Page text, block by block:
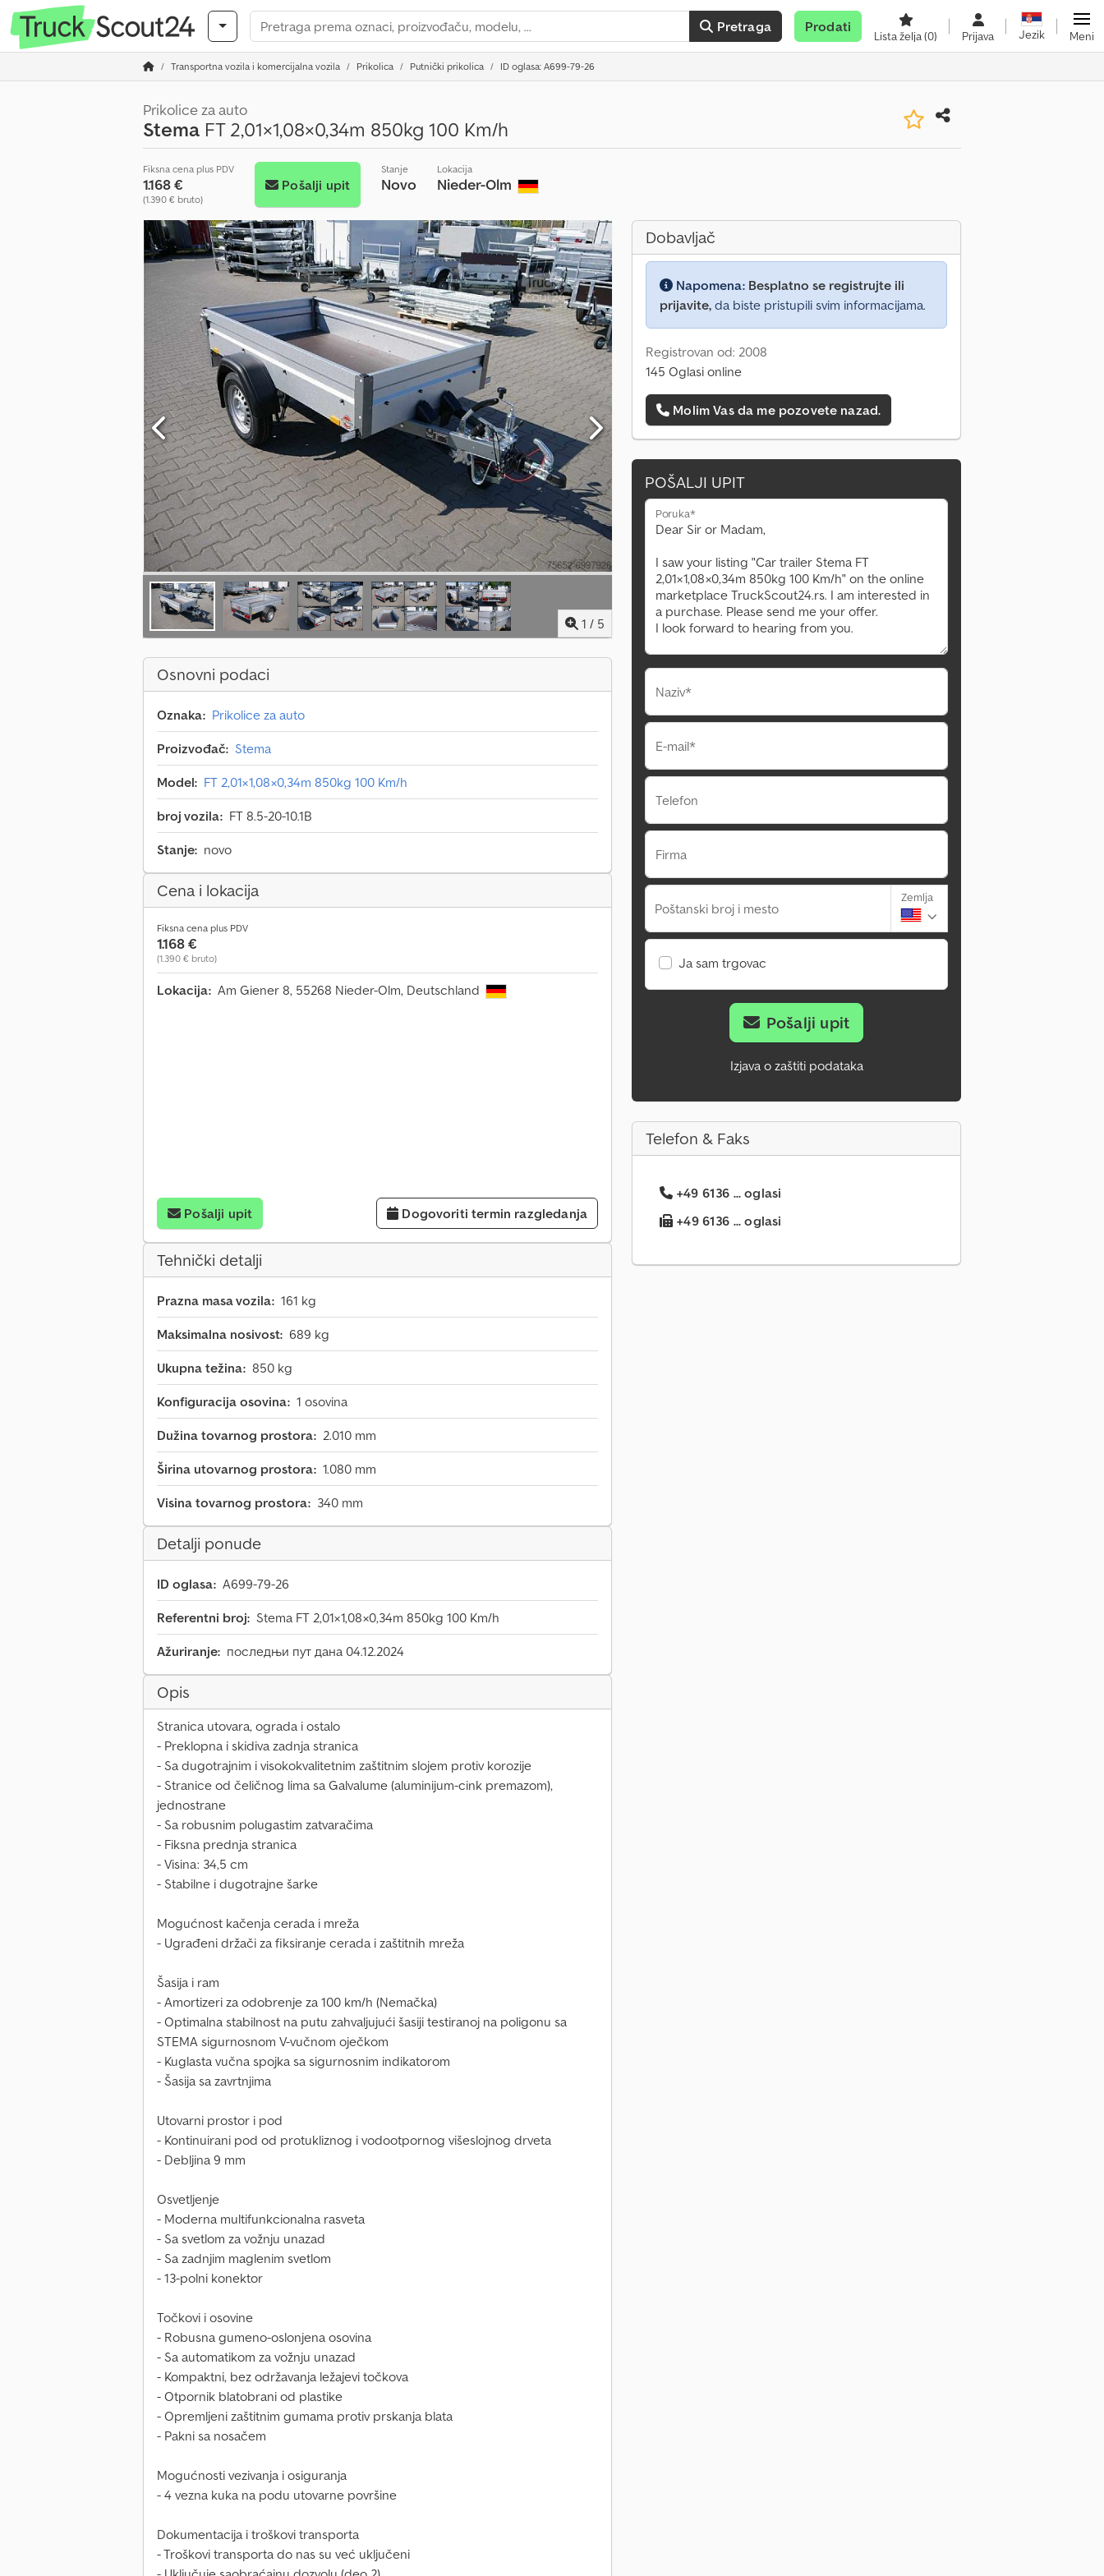
Pretraga Prodati
Lista želja(0) Prijava Jezik Meni
Transportna vozila i komercijalna vozila Prikolica Putnički prikolica ID oglasa: A699-79-26
Prikolice za auto
Stema FT 2,01×1,08×0,34m 850kg 100 Km/h
Fiksna cena plus PDV
1.168 €
(1.390 € bruto)
Pošalji upit
Stanje
Novo
Lokacija
Nieder-Olm
1 / 5
Osnovni podaci
Oznaka: Prikolice za auto
Proizvođač: Stema
Model: FT 2,01×1,08×0,34m 850kg 100 Km/h
broj vozila: FT 8.5-20-10.1B
Stanje: novo
Cena i lokacija
Fiksna cena plus PDV
1.168 €
(1.390 € bruto)
Lokacija: Am Giener 8, 55268 Nieder-Olm, Deutschland
Pošalji upit Dogovoriti termin razgledanja
Tehnički detalji
Prazna masa vozila: 161 kg
Maksimalna nosivost: 689 kg
Ukupna težina: 850 kg
Konfiguracija osovina: 1 osovina
Dužina tovarnog prostora: 2.010 mm
Širina utovarnog prostora: 1.080 mm
Visina tovarnog prostora: 340 mm
Detalji ponude
ID oglasa: A699-79-26
Referentni broj: Stema FT 2,01×1,08×0,34m 850kg 100 Km/h
Ažuriranje: последњи пут дана 04.12.2024
Opis
Stranica utovara, ograda i ostalo
- Preklopna i skidiva zadnja stranica
- Sa dugotrajnim i visokokvalitetnim zaštitnim slojem protiv korozije
- Stranice od čeličnog lima sa Galvalume (aluminijum-cink premazom),
jednostrane
- Sa robusnim polugastim zatvaračima
- Fiksna prednja stranica
- Visina: 34,5 cm
- Stabilne i dugotrajne šarke
Mogućnost kačenja cerada i mreža
- Ugrađeni držači za fiksiranje cerada i zaštitnih mreža
Šasija i ram
- Amortizeri za odobrenje za 100 km/h (Nemačka)
- Optimalna stabilnost na putu zahvaljujući šasiji testiranoj na poligonu sa
STEMA sigurnosnom V-vučnom oječkom
- Kuglasta vučna spojka sa sigurnosnim indikatorom
- Šasija sa zavrtnjima
Utovarni prostor i pod
- Kontinuirani pod od protukliznog i vodootpornog višeslojnog drveta
- Debljina 9 mm
Osvetljenje
- Moderna multifunkcionalna rasveta
- Sa svetlom za vožnju unazad
- Sa zadnjim maglenim svetlom
- 13-polni konektor
Točkovi i osovine
- Robusna gumeno-oslonjena osovina
- Sa automatikom za vožnju unazad
- Kompaktni, bez održavanja ležajevi točkova
- Otpornik blatobrani od plastike
- Opremljeni zaštitnim gumama protiv prskanja blata
- Pakni sa nosačem
Mogućnosti vezivanja i osiguranja
- 4 vezna kuka na podu utovarne površine
Dokumentacija i troškovi transporta
- Troškovi transporta do nas su već uključeni
Dobavljač
Napomena: Besplatno se registrujte ili
prijavite, da biste pristupili svim informacijama.
Registrovan od: 2008
145 Oglasi online
Molim Vas da me pozovete nazad.
POŠALJI UPIT
Poruka*
Naziv*
E-mail*
Telefon
Firma
Poštanski broj i mesto
Zemlja
Ja sam trgovac
Pošalji upit
Izjava o zaštiti podataka
Telefon & Faks
+49 6136 ... oglasi
+49 6136 ... oglasi